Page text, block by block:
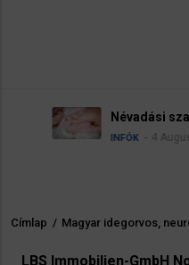
Névadási
INFÓK 4 August 2026
Morzsa
Címlap / Magyar idegorvos,
LBS Immobilien-GmbH